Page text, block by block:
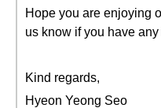
Hope you are enjoying
us know if you have
Kind regards,
Hyeon Yeong Seo